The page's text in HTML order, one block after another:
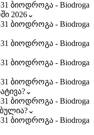
ბიოდროგა - Biodroga
2026⌄
ბიოდროგა - Biodroga
ბიოდროგა - Biodroga
ბიოდროგა - Biodroga
ბიოდროგა - Biodroga
⌄
ბიოდროგა - Biodroga
⌄
ბიოდროგა - Biodroga